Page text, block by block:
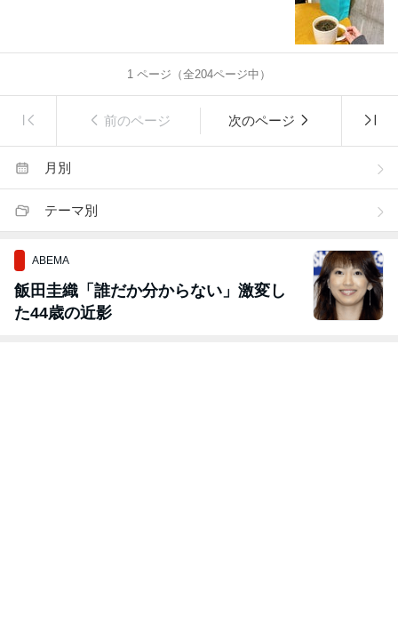
1 ページ（全204ページ中）
前のページ 次のページ
月別
テーマ別
ABEMA
飯田圭織「誰だか分からない」激変し
た44歳の近影